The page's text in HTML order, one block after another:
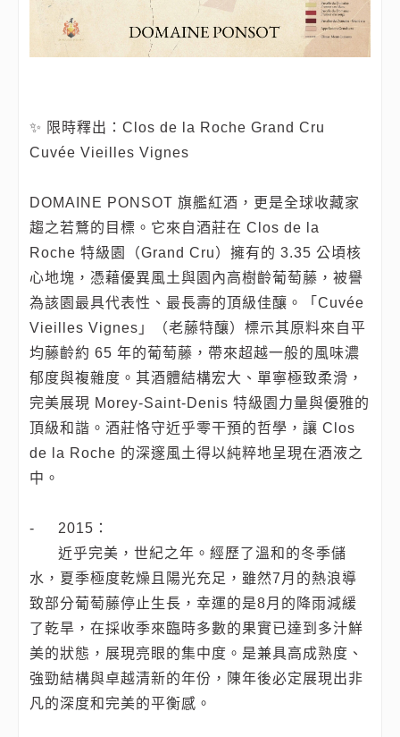
✨ 限時釋出：Clos de la Roche Grand Cru
Cuvée Vieilles Vignes
DOMAINE PONSOT 旗艦紅酒，更是全球收藏家
趨之若鶩的目標。它來自酒莊在 Clos de la
Roche 特級園（Grand Cru）擁有的 3.35 公頃核
心地塊，憑藉優異風土與園內高樹齡葡萄藤，被譽
為該園最具代表性、最長壽的頂級佳釀。「Cuvée
Vieilles Vignes」（老藤特釀）標示其原料來自平
均藤齡約 65 年的葡萄藤，帶來超越一般的風味濃
郁度與複雜度。其酒體結構宏大、單寧極致柔滑，
完美展現 Morey-Saint-Denis 特級園力量與優雅的
頂級和諧。酒莊恪守近乎零干預的哲學，讓 Clos
de la Roche 的深邃風土得以純粹地呈現在酒液之
中。
-
2015：
近乎完美，世紀之年。經歷了溫和的冬季儲
水，夏季極度乾燥且陽光充足，雖然7月的熱浪導
致部分葡萄藤停止生長，幸運的是8月的降雨減緩
了乾旱，在採收季來臨時多數的果實已達到多汁鮮
美的狀態，展現亮眼的集中度。是兼具高成熟度、
強勁結構與卓越清新的年份，陳年後必定展現出非
凡的深度和完美的平衡感。